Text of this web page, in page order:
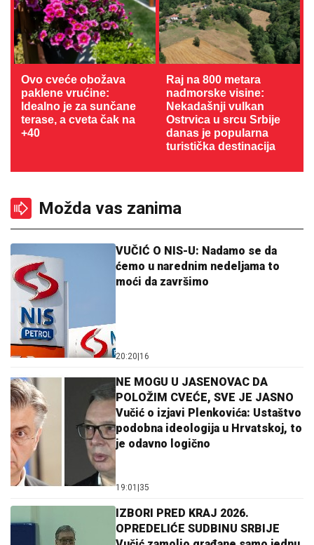
Ovo cveće obožava
paklene vrućine:
Idealno je za sunčane
terase, a cveta čak na
+40
Raj na 800 metara
nadmorske visine:
Nekadašnji vulkan
Ostrvica u srcu Srbije
danas je popularna
turistička destinacija
Možda vas zanima
VUČIĆ O NIS-U: Nadamo se da
ćemo u narednim nedeljama to
moći da završimo
20:20 16
NE MOGU U JASENOVAC DA
POLOŽIM CVEĆE, SVE JE JASNO
Vučić o izjavi Plenkovića: Ustaštvo
podobna ideologija u Hrvatskoj, to
je odavno logično
19:01 35
IZBORI PRED KRAJ 2026.
OPREDELIĆE SUDBINU SRBIJE